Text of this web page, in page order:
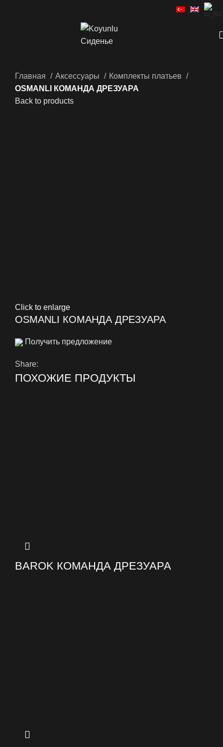
Главная Аксессуары
Комплекты платьев
OSMANLI КОМАНДА ДРЕЗУАРА
Back to products
Click to enlarge
OSMANLI КОМАНДА ДРЕЗУАРА
Получить предложение
Share:
ПОХОЖИЕ ПРОДУКТЫ
BAROK КОМАНДА ДРЕЗУАРА